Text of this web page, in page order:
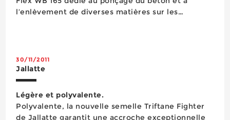
l’enlèvement de diverses matières sur les
30/11/2011
Jallatte
Légère et polyvalente.
Polyvalente, la nouvelle semelle Triftane Fighter
de Jallatte garantit une accroche exceptionnelle